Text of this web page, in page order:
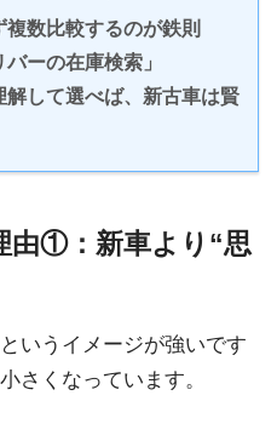
数比較するのが鉄則
ーの在庫検索」
解して選べば、新古車は賢
由①：新車より“思
いうイメージが強いです
さくなっています。